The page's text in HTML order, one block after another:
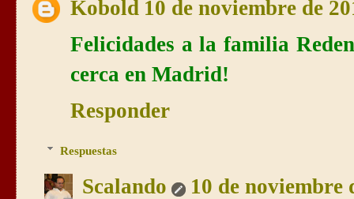
Kobold 10 de noviembre de
Felicidades a la familia
cerca en Madrid!
Responder
Respuestas
Scalando
10 de noviembre